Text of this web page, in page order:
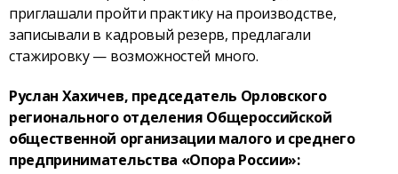
приглашали пройти практику на производстве,
записывали в кадровый резерв, предлагали
стажировку — возможностей много.
Руслан Хахичев, председатель Орловского
регионального отделения Общероссийской
общественной организации малого и среднего
предпринимательства «Опора России»: